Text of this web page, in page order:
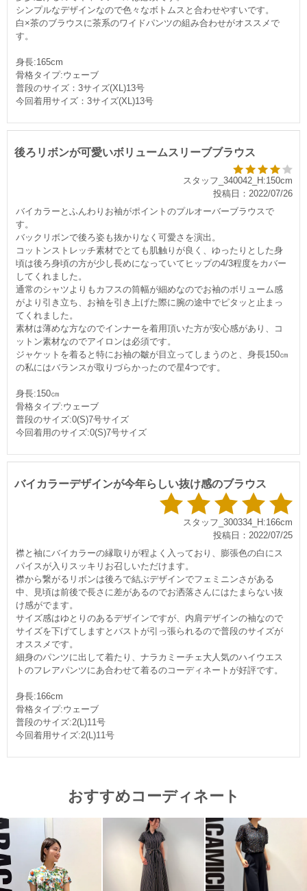
シンプルなデザインなので色々なボトムスと合わせやすいです。
白×茶のブラウスに茶系のワイドパンツの組み合わせがオススメで
す。
身長:165cm
骨格タイプ:ウェーブ
普段のサイズ：3サイズ(XL)13号
今回着用サイズ：3サイズ(XL)13号
後ろリボンが可愛いボリュームスリーブブラウス
スタッフ_340042_H:150cm
投稿日：2022/07/26
バイカラーとふんわりお袖がポイントのプルオーバーブラウスで
す。
バックリボンで後ろ姿も抜かりなく可愛さを演出。
コットンストレッチ素材でとても肌触りが良く、ゆったりとした身
頃は後ろ身頃の方が少し長めになっていてヒップの4/3程度をカバー
してくれました。
通常のシャツよりもカフスの筒幅が細めなのでお袖のボリューム感
がより引き立ち、お袖を引き上げた際に腕の途中でピタッと止まっ
てくれました。
素材は薄めな方なのでインナーを着用頂いた方が安心感があり、コ
ットン素材なのでアイロンは必須です。
ジャケットを着ると特にお袖の皺が目立ってしまうのと、身長150㎝
の私にはバランスが取りづらかったので星4つです。
身長:150㎝
骨格タイプ:ウェーブ
普段のサイズ:0(S)7号サイズ
今回着用のサイズ:0(S)7号サイズ
バイカラーデザインが今年らしい抜け感のブラウス
スタッフ_300334_H:166cm
投稿日：2022/07/25
襟と袖にバイカラーの縁取りが程よく入っており、膨張色の白にス
パイスが入りスッキリお召しいただけます。
襟から繋がるリボンは後ろで結ぶデザインでフェミニンさがある
中、見頃は前後で長さに差があるのでお洒落さんにはたまらない抜
け感がでます。
サイズ感はゆとりのあるデザインですが、内肩デザインの袖なので
サイズを下げてしますとバストが引っ張られるので普段のサイズが
オススメです。
細身のパンツに出して着たり、ナラカミーチェ大人気のハイウエス
トのフレアパンツにあ合わせて着るのコーディネートが好評です。
身長:166cm
骨格タイプ:ウェーブ
普段のサイズ:2(L)11号
今回着用サイズ:2(L)11号
おすすめコーディネート